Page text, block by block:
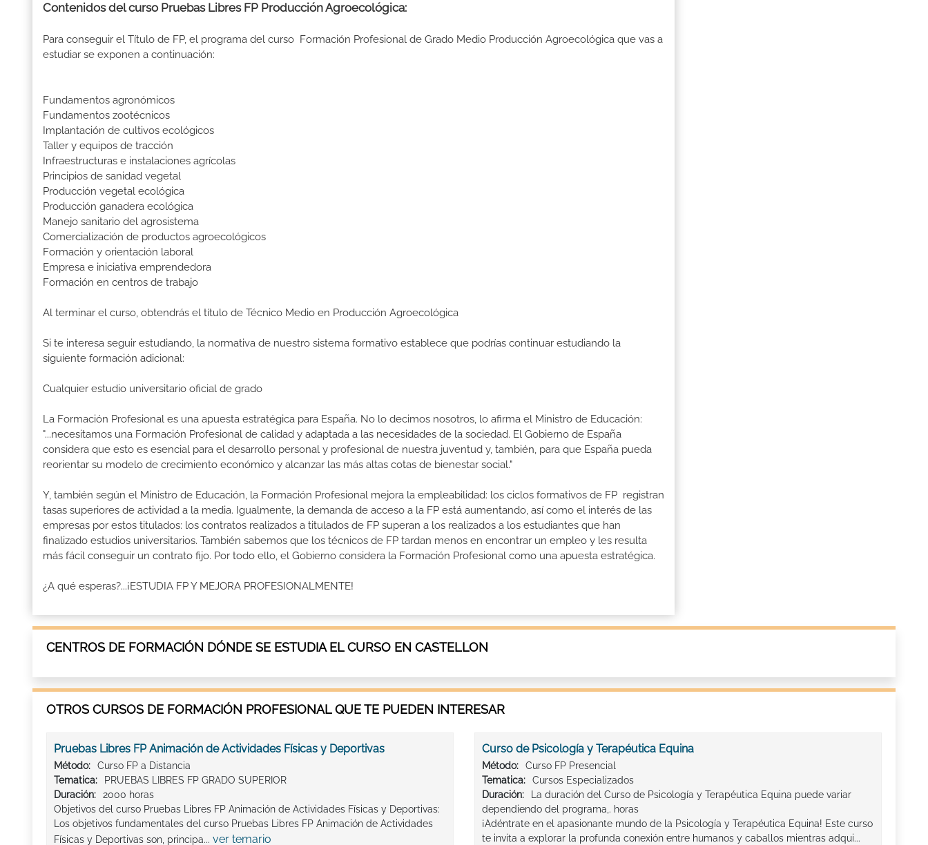
Contenidos del curso Pruebas Libres FP Producción Agroecológica:
Para conseguir el Título de FP, el programa del curso Formación Profesional de Grado Medio Producción Agroecológica que vas a
estudiar se exponen a continuación:
Fundamentos agronómicos
Fundamentos zootécnicos
Implantación de cultivos ecológicos
Taller y equipos de tracción
Infraestructuras e instalaciones agrícolas
Principios de sanidad vegetal
Producción vegetal ecológica
Producción ganadera ecológica
Manejo sanitario del agrosistema
Comercialización de productos agroecológicos
Formación y orientación laboral
Empresa e iniciativa emprendedora
Formación en centros de trabajo
Al terminar el curso, obtendrás el título de Técnico Medio en Producción Agroecológica
Si te interesa seguir estudiando, la normativa de nuestro sistema formativo establece que podrías continuar estudiando la
siguiente formación adicional:
Cualquier estudio universitario oficial de grado
La Formación Profesional es una apuesta estratégica para España. No lo decimos nosotros, lo afirma el Ministro de Educación:
"...necesitamos una Formación Profesional de calidad y adaptada a las necesidades de la sociedad. El Gobierno de España
considera que esto es esencial para el desarrollo personal y profesional de nuestra juventud y, también, para que España pueda
reorientar su modelo de crecimiento económico y alcanzar las más altas cotas de bienestar social."
Y, también según el Ministro de Educación, la Formación Profesional mejora la empleabilidad: los ciclos formativos de FP registran
tasas superiores de actividad a la media. Igualmente, la demanda de acceso a la FP está aumentando, así como el interés de las
empresas por estos titulados: los contratos realizados a titulados de FP superan a los realizados a los estudiantes que han
finalizado estudios universitarios. También sabemos que los técnicos de FP tardan menos en encontrar un empleo y les resulta
más fácil conseguir un contrato fijo. Por todo ello, el Gobierno considera la Formación Profesional como una apuesta estratégica.
¿A qué esperas?...¡ESTUDIA FP Y MEJORA PROFESIONALMENTE!
CENTROS DE FORMACIÓN DÓNDE SE ESTUDIA EL CURSO EN CASTELLON
OTROS CURSOS DE FORMACIÓN PROFESIONAL QUE TE PUEDEN INTERESAR
Pruebas Libres FP Animación de Actividades Físicas y Deportivas
Método:
Curso FP a Distancia
Tematica:
PRUEBAS LIBRES FP GRADO SUPERIOR
Duración:
2000 horas
Objetivos del curso Pruebas Libres FP Animación de Actividades Físicas y Deportivas:
Los objetivos fundamentales del curso Pruebas Libres FP Animación de Actividades
Físicas y Deportivas son, principa... ver temario
Curso de Psicología y Terapéutica Equina
Método:
Curso FP Presencial
Tematica:
Cursos Especializados
Duración:
La duración del Curso de Psicología y Terapéutica Equina puede variar
dependiendo del programa,. horas
¡Adéntrate en el apasionante mundo de la Psicología y Terapéutica Equina! Este curso
te invita a explorar la profunda conexión entre humanos y caballos mientras adqui...